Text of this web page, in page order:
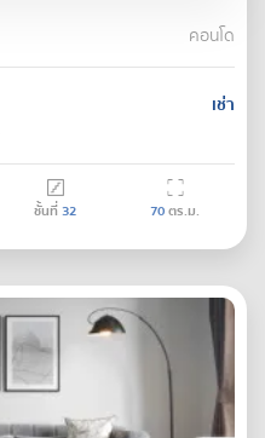
คอนโด
เช่า
ชั้นที่32 70ตร.ม.